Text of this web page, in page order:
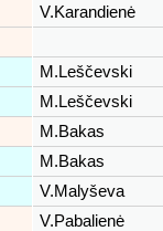
V.Karandienė
M.Leščevski
M.Leščevski
M.Bakas
M.Bakas
V.Malyševa
V.Pabalienė